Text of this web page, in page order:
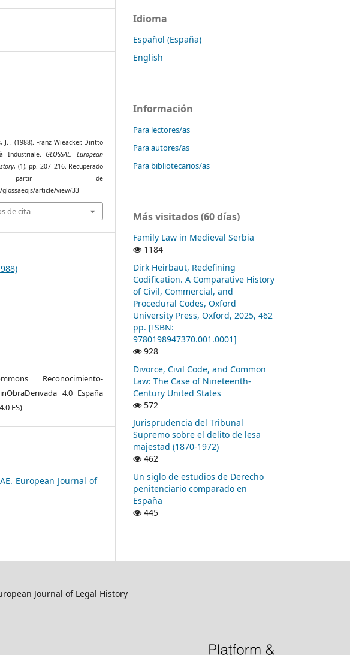
J. . (1988). Franz Wieacker. Diritto
Industriale.GLOSSAE. European
, (1), pp. 207–216. Recuperado
de
article/view/33
de cita
Reconocimiento-
4.0 España
ES)
European Journal of
Idioma
Español (España)
English
Información
Para lectores/as
Para autores/as
Para bibliotecarios/as
Más visitados (60 días)
Family Law in Medieval Serbia
1184
Dirk Heirbaut, Redefining
Codification. A Comparative History
of Civil, Commercial, and
Procedural Codes, Oxford
University Press, Oxford, 2025, 462
pp. [ISBN:
9780198947370.001.0001]
928
Divorce, Civil Code, and Common
Law: The Case of Nineteenth-
Century United States
572
Jurisprudencia del Tribunal
Supremo sobre el delito de lesa
majestad (1870-1972)
462
Un siglo de estudios de Derecho
penitenciario comparado en
España
445
Journal of Legal History